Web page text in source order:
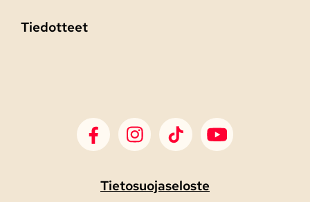
Tiedotteet
SDP Facebook
SDP Instagram
SDP TikTokSDP Youtube
Tietosuojaseloste